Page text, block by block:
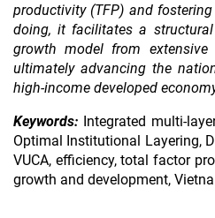
productivity (TFP) and
doing, it facilitates a
growth model from extensive
ultimately advancing the
high-income developed
Keywords: Integrated multi-
Optimal Institutional Layering,
VUCA, efficiency, total factor
growth and development,